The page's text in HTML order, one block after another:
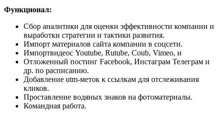
Функционал:
Сбор аналитики для оценки эффективности компании и
выработки стратегии и тактики развития.
Импорт материалов сайта компании в соцсети.
Импортвидеос Youtube, Rutube, Coub, Vimeo, и
Отложенный постинг Facebook, Инстаграм Телеграм и
др. по расписанию.
Добавление utm-меток к ссылкам для отслеживания
кликов.
Проставление водяных знаков на фотоматериалы.
Командная работа.